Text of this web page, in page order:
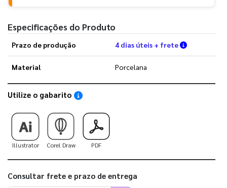
Especificações do Produto
Prazo de produção 4 dias úteis + frete Verifique
Material Porcelana
Utilize o gabarito Saiba como utilizar os nossos gabaritos
Illustrator Corel Draw PDF
Consultar frete e prazo de entrega